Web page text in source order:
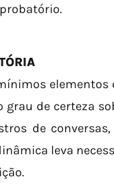
elementos
de certeza
de
leva